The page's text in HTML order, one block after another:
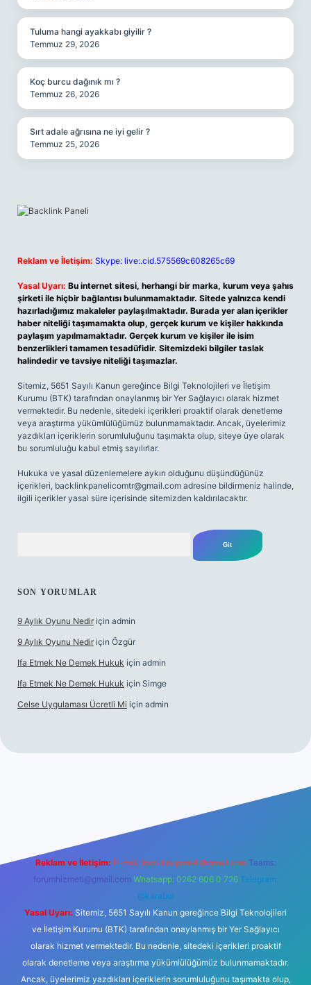
Tuluma hangi ayakkabı giyilir ?
Temmuz 29, 2026
Koç burcu dağınık mı ?
Temmuz 26, 2026
Sırt adale ağrısına ne iyi gelir ?
Temmuz 25, 2026
Reklam ve İletişim: Skype: live:.cid.575569c608265c69
Yasal Uyarı: Bu internet sitesi, herhangi bir marka, kurum veya şahıs
şirketi ile hiçbir bağlantısı bulunmamaktadır. Sitede yalnızca kendi
hazırladığımız makaleler paylaşılmaktadır. Burada yer alan içerikler
haber niteliği taşımamakta olup, gerçek kurum ve kişiler hakkında
paylaşım yapılmamaktadır. Gerçek kurum ve kişiler ile isim
benzerlikleri tamamen tesadüfidir. Sitemizdeki bilgiler taslak
halindedir ve tavsiye niteliği taşımazlar.
Sitemiz, 5651 Sayılı Kanun gereğince Bilgi Teknolojileri ve İletişim
Kurumu (BTK) tarafından onaylanmış bir Yer Sağlayıcı olarak hizmet
vermektedir. Bu nedenle, sitedeki içerikleri proaktif olarak denetleme
veya araştırma yükümlülüğümüz bulunmamaktadır. Ancak, üyelerimiz
yazdıkları içeriklerin sorumluluğunu taşımakta olup, siteye üye olarak
bu sorumluluğu kabul etmiş sayılırlar.
Hukuka ve yasal düzenlemelere aykırı olduğunu düşündüğünüz
içerikleri, backlinkpanelicomtr@gmail.com adresine bildirmeniz halinde,
ilgili içerikler yasal süre içerisinde sitemizden kaldırılacaktır.
SON YORUMLAR
9 Aylık Oyunu Nedir için admin
9 Aylık Oyunu Nedir için Özgür
Ifa Etmek Ne Demek Hukuk için admin
Ifa Etmek Ne Demek Hukuk için Simge
Celse Uygulaması Ücretli Mi için admin
Reklam ve İletişim: E-mail: backlinkpaneli@gmail.com Teams:
forumhizmeti@gmail.com Whatsapp: 0262 606 0 726 Telegram:
@karabul
Yasal Uyarı: Sitemiz, 5651 Sayılı Kanun gereğince Bilgi Teknolojileri
ve İletişim Kurumu (BTK) tarafından onaylanmış bir Yer Sağlayıcı
olarak hizmet vermektedir. Bu nedenle, sitedeki içerikleri proaktif
olarak denetleme veya araştırma yükümlülüğümüz bulunmamaktadır.
Ancak, üyelerimiz yazdıkları içeriklerin sorumluluğunu taşımakta olup,